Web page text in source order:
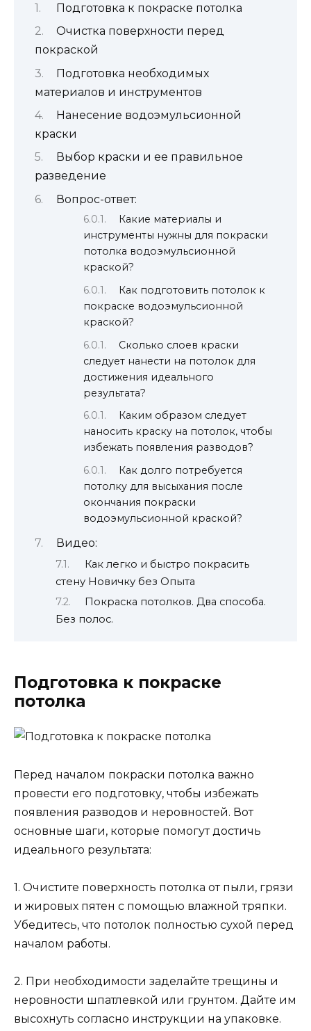
Подготовка к покраске потолка
Очистка поверхности перед
покраской
Подготовка необходимых
материалов и инструментов
Нанесение водоэмульсионной
краски
Выбор краски и ее правильное
разведение
Вопрос-ответ:
Какие материалы и
инструменты нужны для покраски
потолка водоэмульсионной
краской?
Как подготовить потолок к
покраске водоэмульсионной
краской?
Сколько слоев краски
следует нанести на потолок для
достижения идеального
результата?
Каким образом следует
наносить краску на потолок, чтобы
избежать появления разводов?
Как долго потребуется
потолку для высыхания после
окончания покраски
водоэмульсионной краской?
Видео:
Как легко и быстро покрасить
стену Новичку без Опыта
Покраска потолков. Два способа.
Без полос.
Подготовка к покраске
потолка
Перед началом покраски потолка важно
провести его подготовку, чтобы избежать
появления разводов и неровностей. Вот
основные шаги, которые помогут достичь
идеального результата:
1. Очистите поверхность потолка от пыли, грязи
и жировых пятен с помощью влажной тряпки.
Убедитесь, что потолок полностью сухой перед
началом работы.
2. При необходимости заделайте трещины и
неровности шпатлевкой или грунтом. Дайте им
высохнуть согласно инструкции на упаковке.